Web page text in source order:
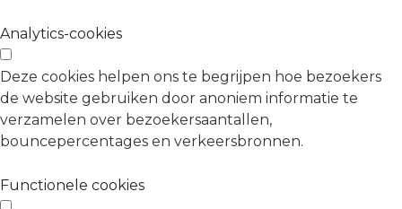
Analytics-cookies
Deze cookies helpen ons te begrijpen hoe bezoekers
de website gebruiken door anoniem informatie te
verzamelen over bezoekersaantallen,
bouncepercentages en verkeersbronnen.
Functionele cookies